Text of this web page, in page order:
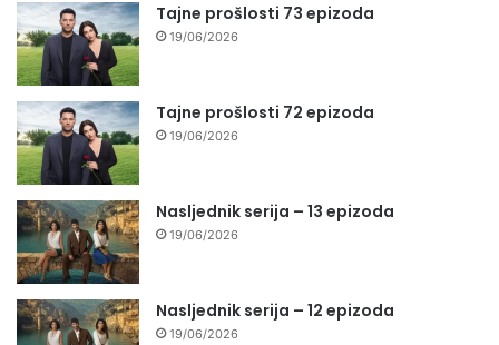
Tajne prošlosti 73 epizoda
19/06/2026
Tajne prošlosti 72 epizoda
19/06/2026
Nasljednik serija – 13 epizoda
19/06/2026
Nasljednik serija – 12 epizoda
19/06/2026